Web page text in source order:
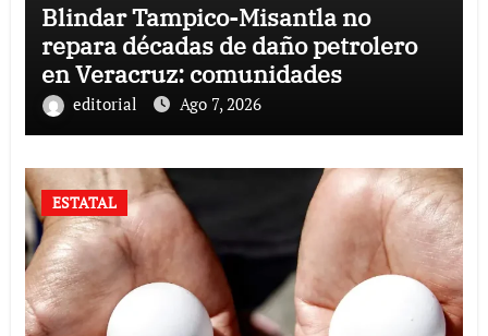
Blindar Tampico-Misantla no
repara décadas de daño petrolero
en Veracruz: comunidades
editorial Ago 7, 2026
ESTATAL